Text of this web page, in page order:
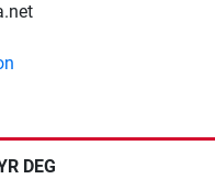
DEG